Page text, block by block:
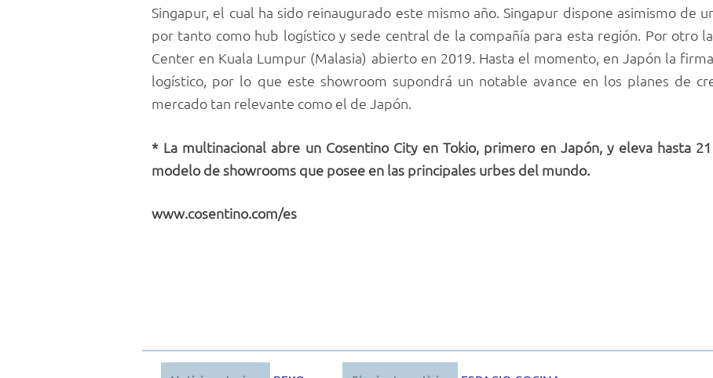
Singapur, el cual ha sido reinaugurado este mismo año. Singapur dispone asimismo de
por tanto como hub logístico y sede central de la compañía para esta región. Por otro
Center en Kuala Lumpur (Malasia) abierto en 2019. Hasta el momento, en Japón la
logístico, por lo que este showroom supondrá un notable avance en los planes de
mercado tan relevante como el de Japón.
* La multinacional abre un Cosentino City en Tokio, primero en Japón, y eleva hasta
modelo de showrooms que posee en las principales urbes del mundo.
www.cosentino.com/es